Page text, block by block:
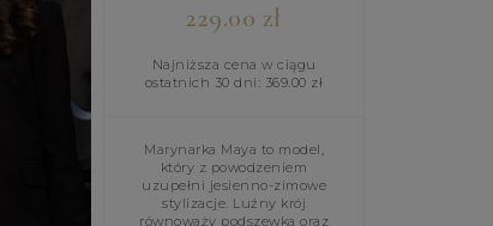
229.00 zł
Najniższa cena w ciągu
ostatnich 30 dni: 369.00 zł
Marynarka Maya to model,
który z powodzeniem
uzupełni jesienno-zimowe
stylizacje. Luźny krój
równoważy podszewka oraz